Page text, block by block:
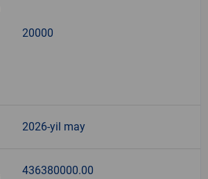
20000
2026-yil may
436380000.00